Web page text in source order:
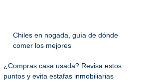
Chiles en nogada, guía de dónde
comer los mejores
¿Compras casa usada? Revisa estos
puntos y evita estafas inmobiliarias